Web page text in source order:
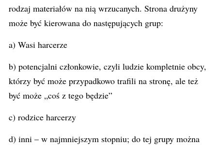
rodzaj materiałów na nią wrzucanych. Strona drużyny
może być kierowana do następujących grup:
a) Wasi harcerze
b) potencjalni członkowie, czyli ludzie kompletnie obcy,
którzy być może przypadkowo trafili na stronę, ale też
być może „coś z tego będzie”
c) rodzice harcerzy
d) inni – w najmniejszym stopniu; do tej grupy można